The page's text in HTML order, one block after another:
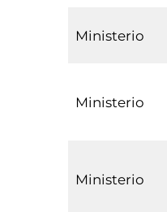
Ministerio
Ministerio
Ministerio